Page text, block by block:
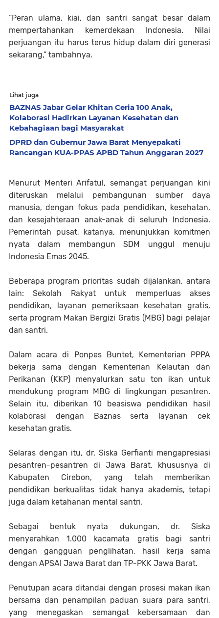
“Peran ulama, kiai, dan santri sangat besar dalam
mempertahankan kemerdekaan Indonesia. Nilai
perjuangan itu harus terus hidup dalam diri generasi
sekarang,” tambahnya.
Lihat juga
BAZNAS Jabar Gelar Khitan Ceria 100 Anak,
Kolaborasi Hadirkan Layanan Kesehatan dan
Kebahagiaan bagi Masyarakat
DPRD dan Gubernur Jawa Barat Menyepakati
Rancangan KUA-PPAS APBD Tahun Anggaran 2027
Menurut Menteri Arifatul, semangat perjuangan kini
diteruskan melalui pembangunan sumber daya
manusia, dengan fokus pada pendidikan, kesehatan,
dan kesejahteraan anak-anak di seluruh Indonesia.
Pemerintah pusat, katanya, menunjukkan komitmen
nyata dalam membangun SDM unggul menuju
Indonesia Emas 2045.
Beberapa program prioritas sudah dijalankan, antara
lain: Sekolah Rakyat untuk memperluas akses
pendidikan, layanan pemeriksaan kesehatan gratis,
serta program Makan Bergizi Gratis (MBG) bagi pelajar
dan santri.
Dalam acara di Ponpes Buntet, Kementerian PPPA
bekerja sama dengan Kementerian Kelautan dan
Perikanan (KKP) menyalurkan satu ton ikan untuk
mendukung program MBG di lingkungan pesantren.
Selain itu, diberikan 10 beasiswa pendidikan hasil
kolaborasi dengan Baznas serta layanan cek
kesehatan gratis.
Selaras dengan itu, dr. Siska Gerfianti mengapresiasi
pesantren-pesantren di Jawa Barat, khususnya di
Kabupaten Cirebon, yang telah memberikan
pendidikan berkualitas tidak hanya akademis, tetapi
juga dalam ketahanan mental santri.
Sebagai bentuk nyata dukungan, dr. Siska
menyerahkan 1.000 kacamata gratis bagi santri
dengan gangguan penglihatan, hasil kerja sama
dengan APSAI Jawa Barat dan TP-PKK Jawa Barat.
Penutupan acara ditandai dengan prosesi makan ikan
bersama dan penampilan paduan suara para santri,
yang menegaskan semangat kebersamaan dan